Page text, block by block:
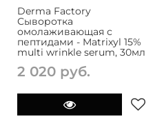
Derma Factory
Сыворотка
омолаживающая с
пептидами - Matrixyl 15%
multi wrinkle serum, 30мл
2 020 руб.